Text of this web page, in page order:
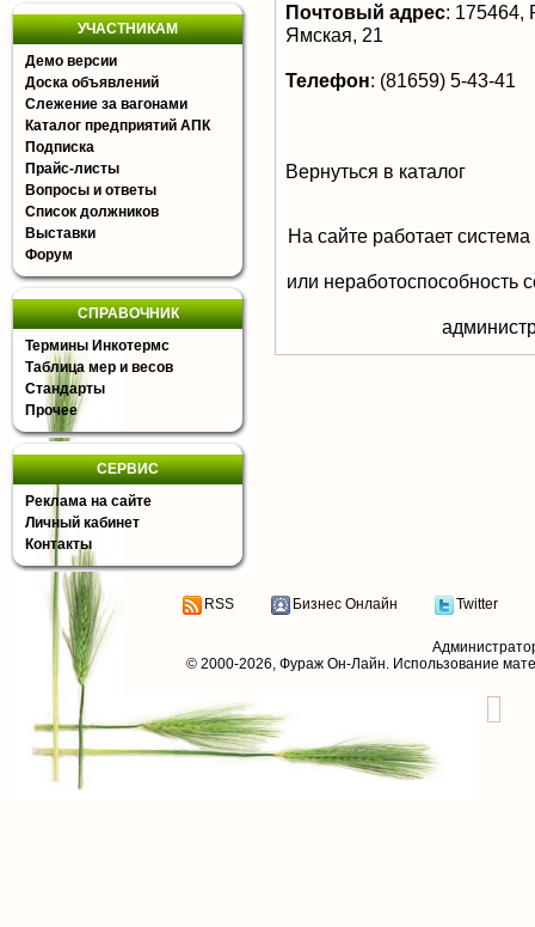
УЧАСТНИКАМ
Демо версии
Доска объявлений
Слежение за вагонами
Каталог предприятий АПК
Подписка
Прайс-листы
Вопросы и ответы
Список должников
Выставки
Форум
СПРАВОЧНИК
Термины Инкотермс
Таблица мер и весов
Стандарты
Прочее
СЕРВИС
Реклама на сайте
Личный кабинет
Контакты
Почтовый адрес: 175464,
Ямская, 21
Телефон: (81659) 5-43-41
Вернуться в каталог
На сайте работает
или неработоспособность
RSS Бизнес Онлайн Twitter
© 2000-2026, Фураж Он-Лайн. Использование